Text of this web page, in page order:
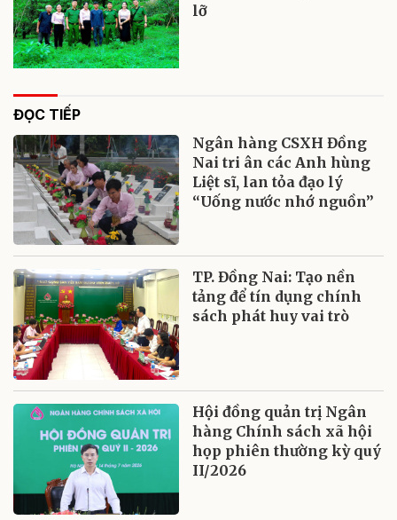
lỡ
ĐỌC TIẾP
Ngân hàng CSXH Đồng
Nai tri ân các Anh hùng
Liệt sĩ, lan tỏa đạo lý
“Uống nước nhớ nguồn”
TP. Đồng Nai: Tạo nền
tảng để tín dụng chính
sách phát huy vai trò
Hội đồng quản trị Ngân
hàng Chính sách xã hội
họp phiên thường kỳ quý
II/2026